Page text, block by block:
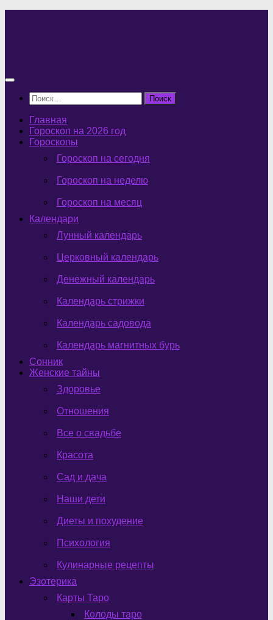
Найти:
Главная
Гороскоп на 2026 год
Гороскопы
Гороскоп на сегодня
Гороскоп на неделю
Гороскоп на месяц
Календари
Лунный календарь
Церковный календарь
Денежный календарь
Календарь стрижки
Календарь садовода
Календарь магнитных бурь
Сонник
Женские тайны
Здоровье
Отношения
Все о свадьбе
Красота
Сад и дача
Наши дети
Диеты и похудение
Психология
Кулинарные рецепты
Эзотерика
Карты Таро
Колоды таро